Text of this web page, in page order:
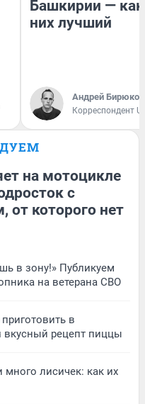
Башкирии —
них лучший
Андрей Бирюков
Корреспондент
на мотоцикле
с
от которого нет
в зону!» Публикуем
на ветерана СВО
в
вкусный рецепт пиццы
много лисичек: как их